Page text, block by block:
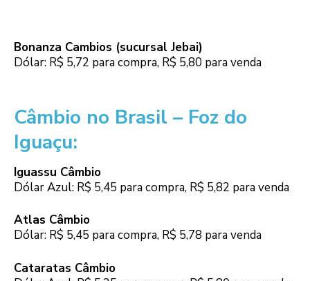
Bonanza Cambios (sucursal Jebai)
Dólar: R$ 5,72 para compra, R$ 5,80 para venda
Câmbio no Brasil – Foz do
Iguaçu:
Iguassu Câmbio
Dólar Azul: R$ 5,45 para compra, R$ 5,82 para venda
Atlas Câmbio
Dólar: R$ 5,45 para compra, R$ 5,78 para venda
Cataratas Câmbio